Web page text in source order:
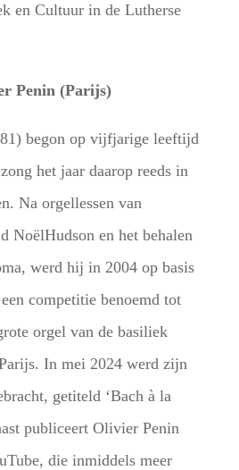
en Cultuur in de Lutherse
Penin (Parijs)
begon op vijfjarige leeftijd
het jaar daarop reeds in
Na orgellessen van
NoëlHudson en het behalen
werd hij in 2004 op basis
competitie benoemd tot
orgel van de basiliek
In mei 2024 werd zijn
getiteld ‘Bach à la
publiceert Olivier Penin
die inmiddels meer